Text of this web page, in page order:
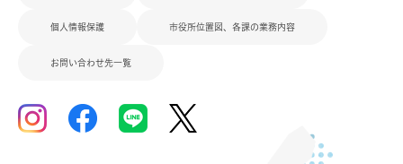
個人情報保護 市役所位置図、各課の業務内容
お問い合わせ先一覧